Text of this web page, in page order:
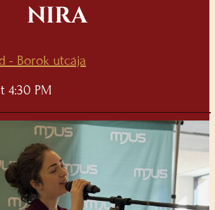
NIRA
- Borok utcája
4:30 PM